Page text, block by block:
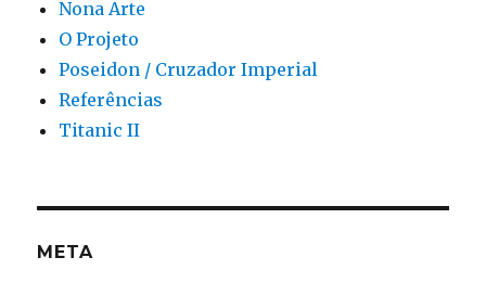
Nona Arte
O Projeto
Poseidon / Cruzador Imperial
Referências
Titanic II
META